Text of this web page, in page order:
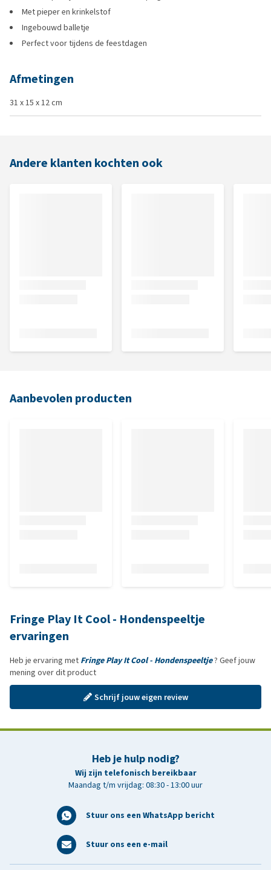
Met pieper en krinkelstof
Ingebouwd balletje
Perfect voor tijdens de feestdagen
Afmetingen
31 x 15 x 12 cm
Andere klanten kochten ook
Aanbevolen producten
Fringe Play It Cool - Hondenspeeltje
ervaringen
Heb je ervaring met Fringe Play It Cool - Hondenspeeltje? Geef jouw
mening over dit product
Schrijf jouw eigen review
Heb je hulp nodig?
Wij zijn telefonisch bereikbaar
Maandag t/m vrijdag: 08:30 - 13:00 uur
Stuur ons een WhatsApp bericht
Stuur ons een e-mail